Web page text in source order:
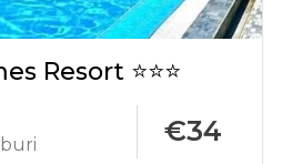
Resort ⭐⭐⭐
€34